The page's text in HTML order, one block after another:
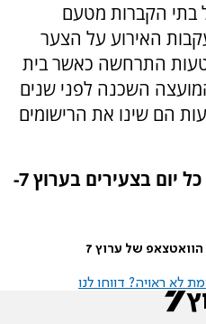
בתי הקברות מטעם
האירוע על הצער
התרחשה כאשר בית
השכנה לפני שנים
הם שינו את הרישומים
רוצים עוד? כתבות חדשות כל יום בצעירים בערוץ 7-
של ערוץ 7
לא ראויה? דווחו לנו